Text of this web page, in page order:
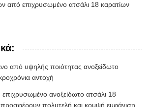
από επιχρυσωμένο ατσάλι 18 καρατίων
από υψηλής ποιότητας ανοξείδωτο
αντοχή
ανοξείδωτο ατσάλι 18
πολυτελή και κομψή εμφάνιση